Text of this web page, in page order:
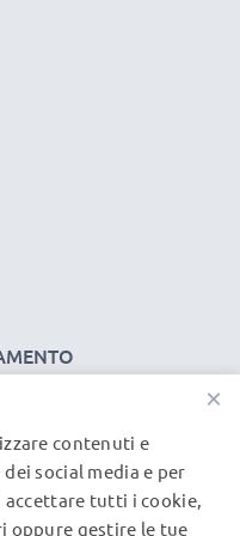
un usura
di esercizio
utile
con una lunghezza
MARCHIO subtel
/ Libra / Hurricane /
materiale
×
contenuti e
social media e per
tutti i cookie,
oppure gestire le tue